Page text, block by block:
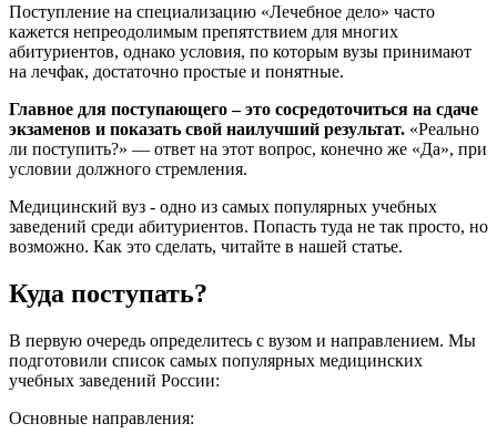
Поступление на специализацию «Лечебное дело» часто
кажется непреодолимым препятствием для многих
абитуриентов, однако условия, по которым вузы принимают
на лечфак, достаточно простые и понятные.
Главное для поступающего – это сосредоточиться на сдаче
экзаменов и показать свой наилучший результат. «Реально
ли поступить?» — ответ на этот вопрос, конечно же «Да», при
условии должного стремления.
Медицинский вуз - одно из самых популярных учебных
заведений среди абитуриентов. Попасть туда не так просто, но
возможно. Как это сделать, читайте в нашей статье.
Куда поступать?
В первую очередь определитесь с вузом и направлением. Мы
подготовили список самых популярных медицинских
учебных заведений России:
Основные направления: